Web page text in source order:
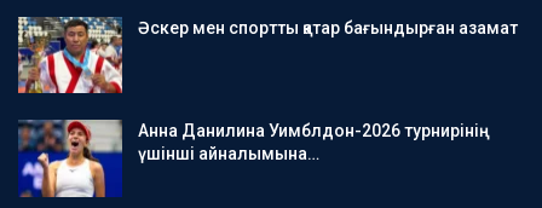
Әскер мен спортты қатар бағындырған азамат
Анна Данилина Уимблдон-2026 турнирінің
үшінші айналымына…